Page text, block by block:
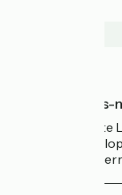
Qui sommes-
L’Avenue
cyclable
collectivités